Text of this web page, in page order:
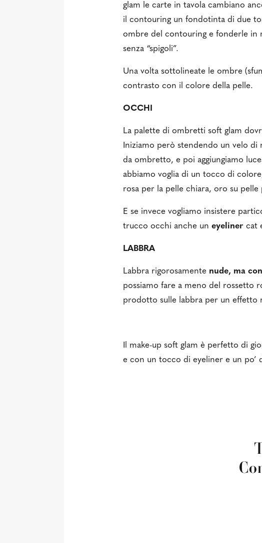
glam le carte in tavola cambiano
il contouring un fondotinta di due
ombre del contouring e fonderle in
senza “spigoli”.
Una volta sottolineate le ombre
contrasto con il colore della pelle.
OCCHI
La palette di ombretti soft glam
Iniziamo però stendendo un velo di
da ombretto, e poi aggiungiamo
abbiamo voglia di un tocco di
rosa per la pelle chiara, oro su
E se invece vogliamo insistere
trucco occhi anche uneyeliner cat
LABBRA
Labbra rigorosamente nude, ma
possiamo fare a meno del rossetto
prodotto sulle labbra per un effetto
Il make-up soft glam è perfetto di
e con un tocco di eyeliner e un po’